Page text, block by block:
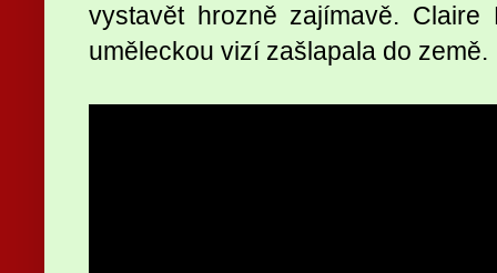
vystavět hrozně zajímavě.
uměleckou vizí zašlapala do země.